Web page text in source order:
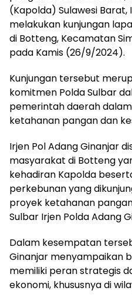
(Kapolda) Sulawesi Barat,
melakukan kunjungan
di Botteng, Kecamatan
pada Kamis (26/9/2024).
Kunjungan tersebut
komitmen Polda Sulbar
pemerintah daerah
ketahanan pangan dan
Irjen Pol Adang Ginanjar
masyarakat di Botteng
kehadiran Kapolda
perkebunan yang
proyek ketahanan
Sulbar Irjen Polda Adang
Dalam kesempatan
Ginanjar menyampaikan
memiliki peran strategis
ekonomi, khususnya di